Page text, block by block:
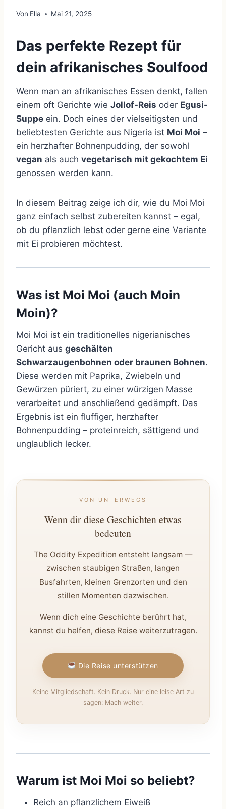
Von Ella Mai 21, 2025
Das perfekte Rezept für
dein afrikanisches Soulfood
Wenn man an afrikanisches Essen denkt, fallen
einem oft Gerichte wie Jollof-Reis oder Egusi-
Suppe ein. Doch eines der vielseitigsten und
beliebtesten Gerichte aus Nigeria ist Moi Moi –
ein herzhafter Bohnenpudding, der sowohl
vegan als auch vegetarisch mit gekochtem Ei
genossen werden kann.
In diesem Beitrag zeige ich dir, wie du Moi Moi
ganz einfach selbst zubereiten kannst – egal,
ob du pflanzlich lebst oder gerne eine Variante
mit Ei probieren möchtest.
Was ist Moi Moi (auch Moin
Moin)?
Moi Moi ist ein traditionelles nigerianisches
Gericht aus geschälten
Schwarzaugenbohnen oder braunen Bohnen.
Diese werden mit Paprika, Zwiebeln und
Gewürzen püriert, zu einer würzigen Masse
verarbeitet und anschließend gedämpft. Das
Ergebnis ist ein fluffiger, herzhafter
Bohnenpudding – proteinreich, sättigend und
unglaublich lecker.
VON UNTERWEGS
Wenn dir diese Geschichten etwas
bedeuten
The Oddity Expedition entsteht langsam —
zwischen staubigen Straßen, langen
Busfahrten, kleinen Grenzorten und den
stillen Momenten dazwischen.
Wenn dich eine Geschichte berührt hat,
kannst du helfen, diese Reise weiterzutragen.
Die Reise unterstützen
Keine Mitgliedschaft. Kein Druck. Nur eine leise Art zu
sagen: Mach weiter.
Warum ist Moi Moi so beliebt?
Reich an pflanzlichem Eiweiß